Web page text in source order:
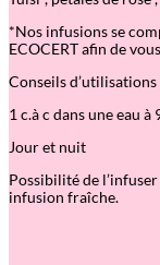
*Nos infusions se
ECOCERT afin de
Conseils d’utilisations
1 c.à c dans une eau à
Jour et nuit
Possibilité de
infusion fraîche.